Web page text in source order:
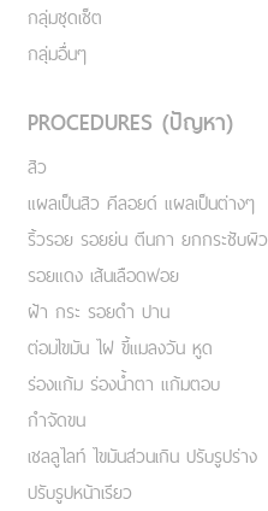
กลุ่มชุดเซ็ต
กลุ่มอื่นๆ
PROCEDURES (ปัญหา)
สิว
แผลเป็นสิว คีลอยด์ แผลเป็นต่างๆ
ริ้วรอย รอยย่น ตีนกา ยกกระชับผิว
รอยแดง เส้นเลือดฟอย
ฝ้า กระ รอยดำ ปาน
ต่อมไขมัน ไฝ ขี้แมลงวัน หูด
ร่องแก้ม ร่องน้ำตา แก้มตอบ
กำจัดขน
เชลลูไลท์ ไขมันส่วนเกิน ปรับรูปร่าง
ปรับรูปหน้าเรียว